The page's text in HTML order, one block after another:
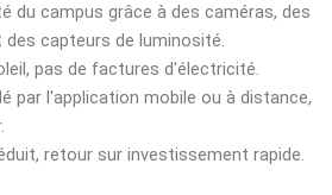
du campus grâce à des caméras, des
capteurs de luminosité.
pas de factures d'électricité.
par l'application mobile ou à distance,
retour sur investissement rapide.